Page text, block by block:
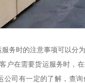
务时的注意事项可以分为
户在需要货运服务时，
公司有一定的了解，查